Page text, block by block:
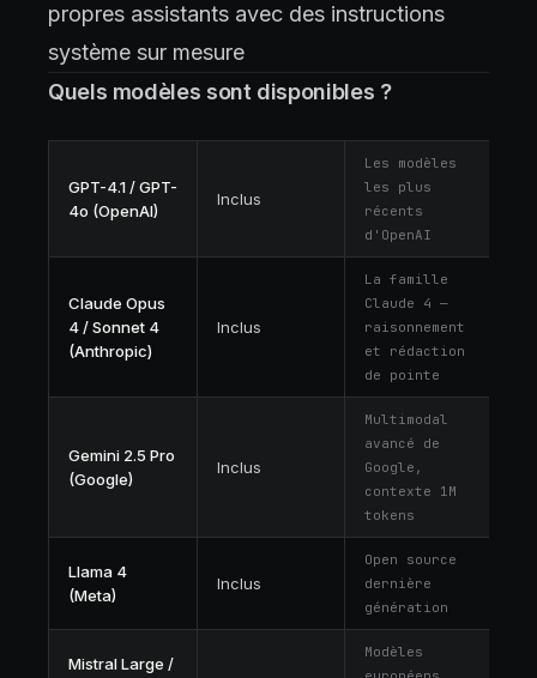
propres assistants avec des instructions
système sur mesure
Quels modèles sont disponibles ?
GPT-4.1 / GPT-
4o (OpenAI)
Inclus
Les modèles
les plus
récents
d'OpenAI
Claude Opus
4 / Sonnet 4
(Anthropic)
Inclus
La famille
Claude 4 —
raisonnement
et rédaction
de pointe
Gemini 2.5 Pro
(Google)
Inclus
Multimodal
avancé de
Google,
contexte 1M
tokens
Llama 4
(Meta)
Inclus
Open source
dernière
génération
Mistral Large /
Modèles